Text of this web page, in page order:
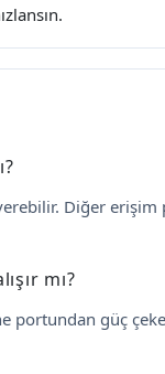
Diğer erişim
mı?
portundan güç